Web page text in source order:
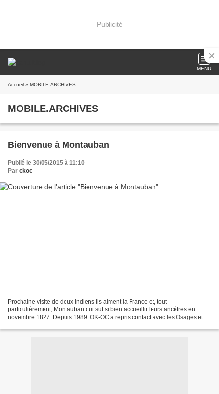
Publicité
MENU
Accueil » MOBILE.ARCHIVES
MOBILE.ARCHIVES
Bienvenue à Montauban
Publié le 30/05/2015 à 11:10
Par okoc
Prochaine visite de deux Indiens Ils aiment la France et, tout
particulièrement, Montauban qui sut si bien accueillir leurs ancêtres en
novembre 1827. Depuis 1989, OK-OC a repris contact avec les Osages et